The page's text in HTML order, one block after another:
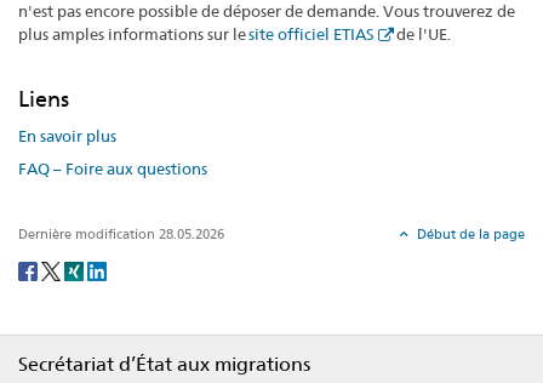
n'est pas encore possible de déposer de demande. Vous trouverez de
plus amples informations sur lesite officiel ETIAS de l'UE.
Liens
En savoir plus
FAQ – Foire aux questions
Dernière modification 28.05.2026 Début de la page
Social
Secrétariat d’État aux migrations